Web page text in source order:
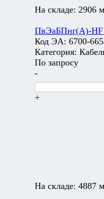
На складе: 2906 м
ПвЭаБПнг(А)-HF
Код ЭА: 6700-
Категория:
По запросу
-
+
На складе: 4887 м